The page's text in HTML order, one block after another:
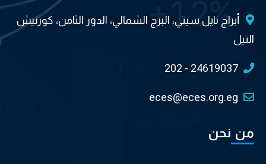
أبراج نايل سيتي، البرج الشمالي، الدور الثامن، كورنيش
النيل
202 - 24619037
eces@eces.org.eg
من نحن